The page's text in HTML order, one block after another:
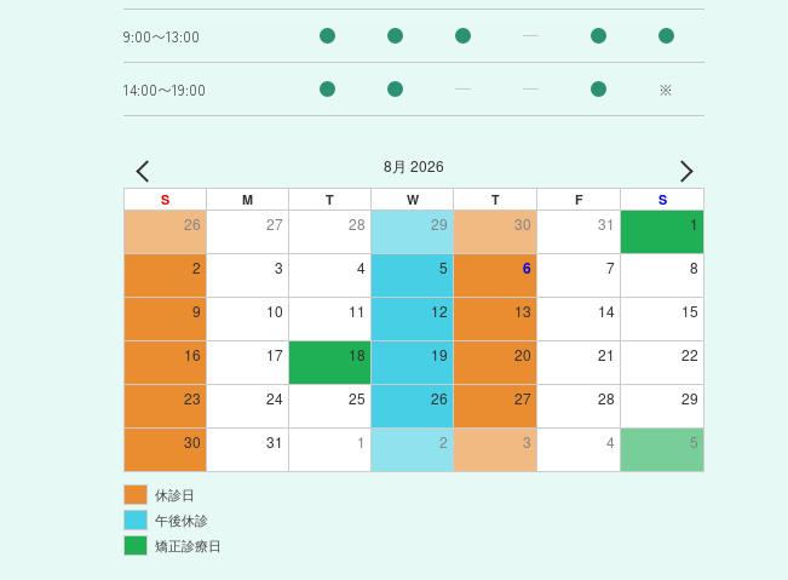
9:00〜13:00
14:00〜19:00 ※
8月 2026
S M T W T F S
26 27 28 29 30 31 1
2 3 4 5 6 7 8
9 10 11 12 13 14 15
16 17 18 19 20 21 22
23 24 25 26 27 28 29
30 31 1 2 3 4 5
休診日
午後休診
矯正診療日